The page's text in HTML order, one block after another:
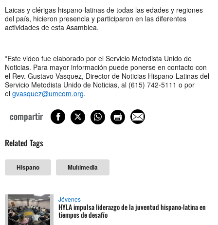
Laicas y clérigas hispano-latinas de todas las edades y regiones
del país, hicieron presencia y participaron en las diferentes
actividades de esta Asamblea.
*Este video fue elaborado por el Servicio Metodista Unido de
Noticias. Para mayor información puede ponerse en contacto con
el Rev. Gustavo Vasquez, Director de Noticias Hispano-Latinas del
Servicio Metodista Unido de Noticias, al (615) 742-5111 o por
el gvasquez@umcom.org.
compartir
Related Tags
Hispano Multimedia
Jóvenes
HYLA impulsa liderazgo de la juventud hispano-latina en
tiempos de desafío